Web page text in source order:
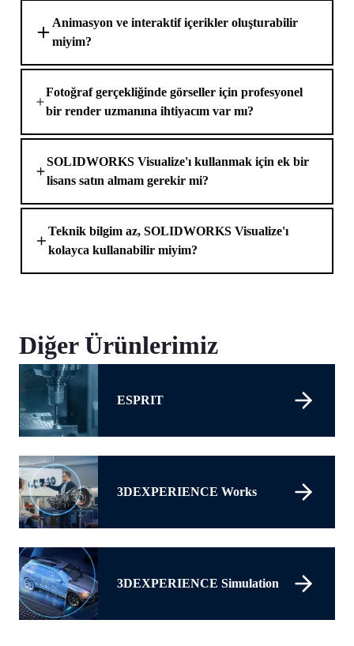
Animasyon ve interaktif içerikler oluşturabilir
miyim?
Fotoğraf gerçekliğinde görseller için profesyonel
bir render uzmanına ihtiyacım var mı?
SOLIDWORKS Visualize'ı kullanmak için ek bir
lisans satın almam gerekir mi?
Teknik bilgim az, SOLIDWORKS Visualize'ı
kolayca kullanabilir miyim?
Diğer Ürünlerimiz
ESPRIT
3DEXPERIENCE Works
3DEXPERIENCE Simulation